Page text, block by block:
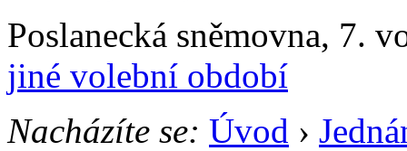
Poslanecká sněmovna, 7.
jiné volební období
Nacházíte se: Úvod ›